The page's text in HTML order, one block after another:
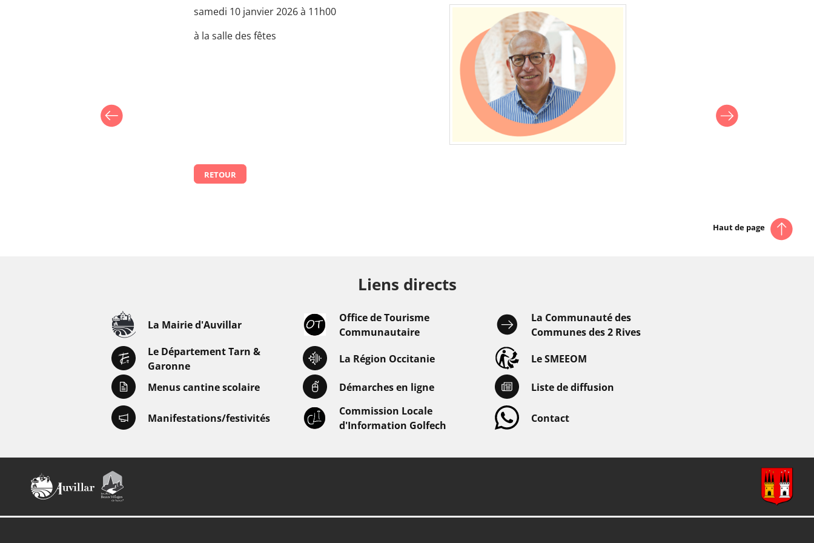
samedi 10 janvier 2026 à 11h00
à la salle des fêtes
RETOUR
Haut de page
Liens directs
La Mairie d'Auvillar
Office de Tourisme
Communautaire
La Communauté des
Communes des 2 Rives
Le Département Tarn &
Garonne
La Région Occitanie Le SMEEOM
Menus cantine scolaire Démarches en ligne Liste de diffusion
Manifestations/festivités
Commission Locale
d'Information Golfech
Contact